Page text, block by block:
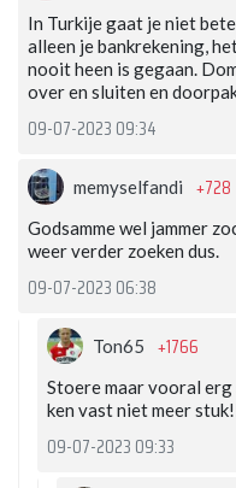
In Turkije gaat je niet
alleen je bankrekening,
nooit heen is gegaan.
over en sluiten en
09-07-2023 09:34
memyselfandi +728
Godsamme wel jammer
weer verder zoeken dus.
09-07-2023 06:38
Ton65 +1766
Stoere maar vooral erg
ken vast niet meer
09-07-2023 09:33